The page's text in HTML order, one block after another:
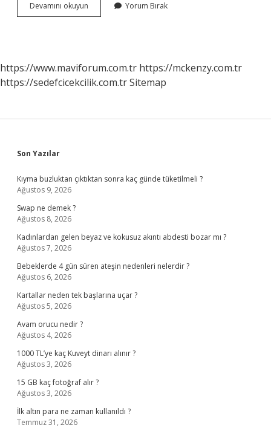
Devamını okuyun
Perçemi
Yorum Bırak
https://www.maviforum.com.tr https://mckenzy.com.tr
https://sedefcicekcilik.com.trSitemap
Sidebar
Son Yazılar
Kıyma buzluktan çıktıktan sonra kaç günde tüketilmeli ?
Ağustos 9, 2026
Swap ne demek ?
Ağustos 8, 2026
Kadınlardan gelen beyaz ve kokusuz akıntı abdesti bozar mı ?
Ağustos 7, 2026
Bebeklerde 4 gün süren ateşin nedenleri nelerdir ?
Ağustos 6, 2026
Kartallar neden tek başlarına uçar ?
Ağustos 5, 2026
Avam orucu nedir ?
Ağustos 4, 2026
1000 TL’ye kaç Kuveyt dinarı alınır ?
Ağustos 3, 2026
15 GB kaç fotoğraf alır ?
Ağustos 3, 2026
İlk altın para ne zaman kullanıldı ?
Temmuz 31, 2026